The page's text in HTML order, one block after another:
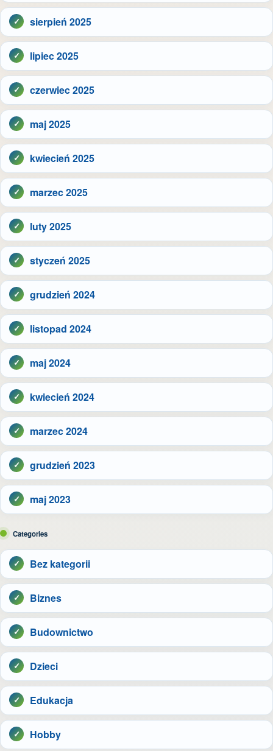
sierpień 2025
lipiec 2025
czerwiec 2025
maj 2025
kwiecień 2025
marzec 2025
luty 2025
styczeń 2025
grudzień 2024
listopad 2024
maj 2024
kwiecień 2024
marzec 2024
grudzień 2023
maj 2023
Categories
Bez kategorii
Biznes
Budownictwo
Dzieci
Edukacja
Hobby